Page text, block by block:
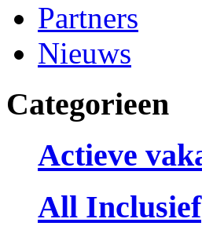
Partners
Nieuws
Categorieen
Actieve
All Inclusief